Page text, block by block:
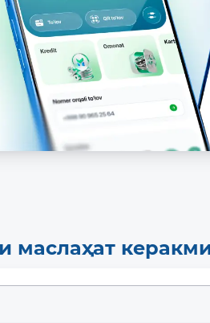
маслаҳат